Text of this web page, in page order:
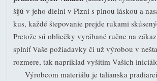
šijú v jeho dielni v Plzni s plnou láskou a
kus, každé štepovanie prejde rukami
Pretože sú obliečky vyrábané ručne na
splniť Vaše požiadavky či už výrobou v
rozmere, tak napríklad vyšitím Vašich
Výrobcom materiálu je talianska